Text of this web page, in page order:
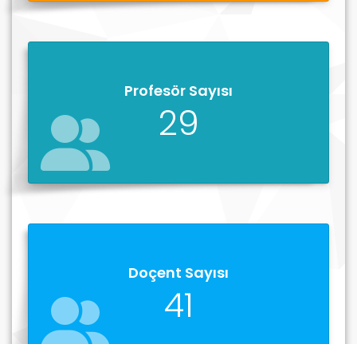
Profesör Sayısı
29
Doçent Sayısı
41